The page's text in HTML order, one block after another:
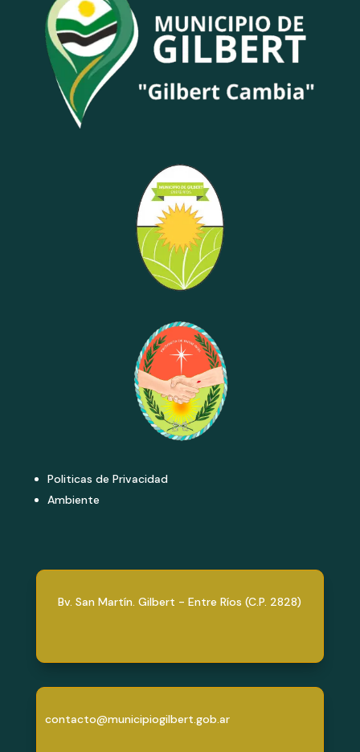
Politicas de Privacidad
Ambiente
Bv. San Martín. Gilbert - Entre Ríos (C.P. 2828)
contacto@municipiogilbert.gob.ar